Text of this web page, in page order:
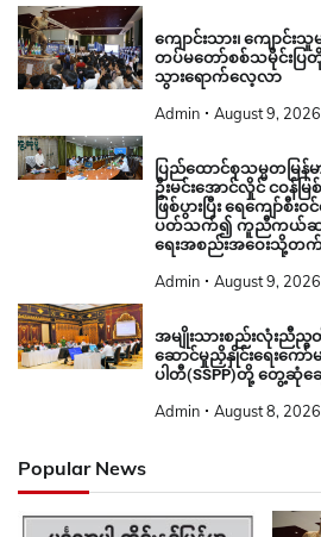
ကျောင်းသား၊ ကျောင်းသူ
တပ်မတော်စစ်သမိုင်းပြ
သွားရောက်လေ့လာ
Admin August 9, 2026
ပြည်ထောင်စုသမ္မတမြန်
ဦးမင်းအောင်လှိုင် ငဝန်
ဖြစ်ပွားပြီး ရေကျော်စီး
ပတ်သက်၍ ကူညီကယ်ဆယ်
ရေးအစည်းအဝေးသို့တ
Admin August 9, 2026
အမျိုးသားစည်းလုံးညီညွတ်ရ
ဆောင်မှုညှိနှိုင်းရေးကေ
ပါတီ(SSPP)တို့ တွေ့ဆုံဆွေ
Admin August 8, 2026
Popular News